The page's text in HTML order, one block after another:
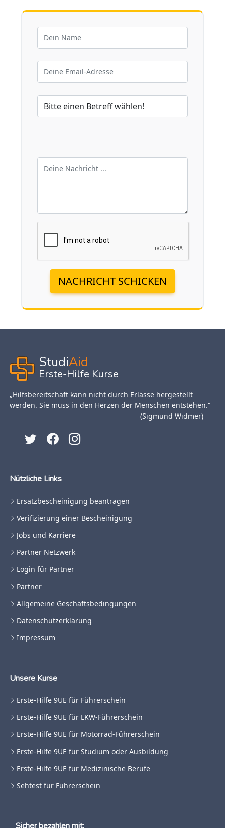
NACHRICHT SCHICKEN
StudiAid
Erste-Hilfe Kurse
„Hilfsbereitschaft kann nicht durch Erlässe hergestellt
werden. Sie muss in den Herzen der Menschen entstehen.“
(Sigmund Widmer)
Nützliche Links
Ersatzbescheinigung beantragen
Verifizierung einer Bescheinigung
Jobs und Karriere
Partner Netzwerk
Login für Partner
Partner
Allgemeine Geschäftsbedingungen
Datenschutzerklärung
Impressum
Unsere Kurse
Erste-Hilfe 9UE für Führerschein
Erste-Hilfe 9UE für LKW-Führerschein
Erste-Hilfe 9UE für Motorrad-Führerschein
Erste-Hilfe 9UE für Studium oder Ausbildung
Erste-Hilfe 9UE für Medizinische Berufe
Sehtest für Führerschein
Sicher bezahlen mit: